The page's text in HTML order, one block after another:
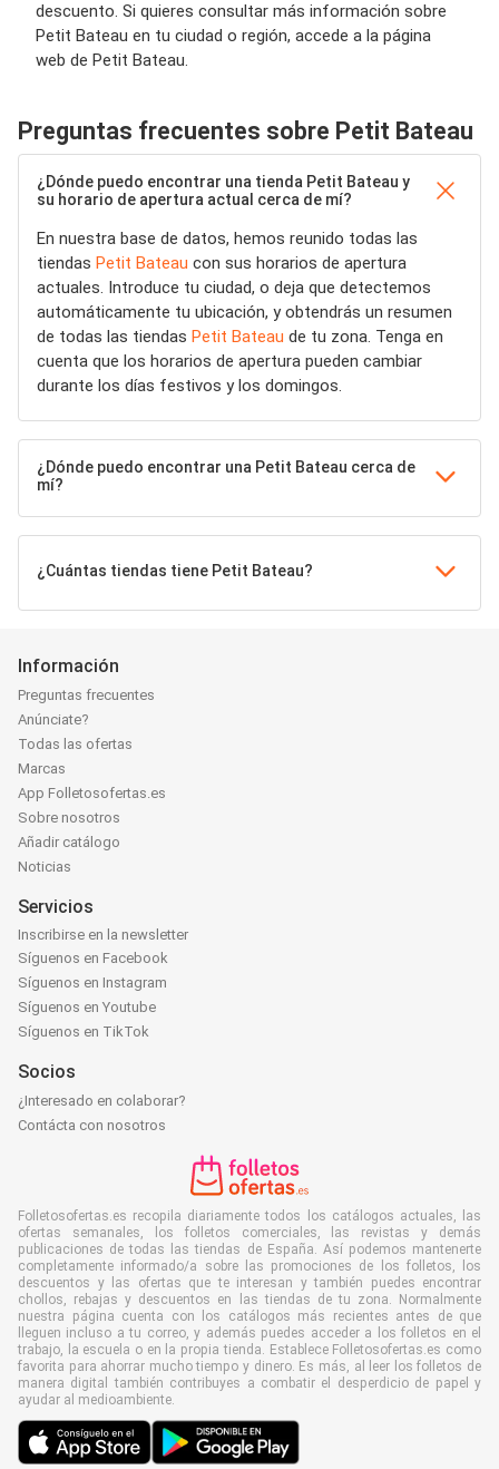
descuento. Si quieres consultar más información sobre
Petit Bateau en tu ciudad o región, accede a la página
web de Petit Bateau.
Preguntas frecuentes sobre Petit Bateau
¿Dónde puedo encontrar una tienda Petit Bateau y
su horario de apertura actual cerca de mí?
En nuestra base de datos, hemos reunido todas las
tiendas Petit Bateau con sus horarios de apertura
actuales. Introduce tu ciudad, o deja que detectemos
automáticamente tu ubicación, y obtendrás un resumen
de todas las tiendas Petit Bateau de tu zona. Tenga en
cuenta que los horarios de apertura pueden cambiar
durante los días festivos y los domingos.
¿Dónde puedo encontrar una Petit Bateau cerca de
mí?
¿Cuántas tiendas tiene Petit Bateau?
Información
Preguntas frecuentes
Anúnciate?
Todas las ofertas
Marcas
App Folletosofertas.es
Sobre nosotros
Añadir catálogo
Noticias
Servicios
Inscribirse en la newsletter
Síguenos en Facebook
Síguenos en Instagram
Síguenos en Youtube
Síguenos en TikTok
Socios
¿Interesado en colaborar?
Contácta con nosotros
Folletosofertas.es recopila diariamente todos los catálogos actuales, las
ofertas semanales, los folletos comerciales, las revistas y demás
publicaciones de todas las tiendas de España. Así podemos mantenerte
completamente informado/a sobre las promociones de los folletos, los
descuentos y las ofertas que te interesan y también puedes encontrar
chollos, rebajas y descuentos en las tiendas de tu zona. Normalmente
nuestra página cuenta con los catálogos más recientes antes de que
lleguen incluso a tu correo, y además puedes acceder a los folletos en el
trabajo, la escuela o en la propia tienda. Establece Folletosofertas.es como
favorita para ahorrar mucho tiempo y dinero. Es más, al leer los folletos de
manera digital también contribuyes a combatir el desperdicio de papel y
ayudar al medioambiente.